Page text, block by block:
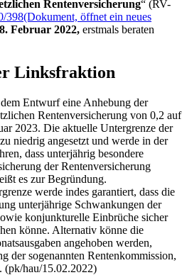
Rentenversicherung“ (RV-
398(Dokument, öffnet ein neues
Februar 2022, erstmals beraten
Linksfraktion
Entwurf eine Anhebung der
Rentenversicherung von 0,2 auf
2023. Die aktuelle Untergrenze der
niedrig angesetzt und werde in der
dass unterjährig besondere
der Rentenversicherung
es zur Begründung.
werde indes garantiert, dass die
unterjährige Schwankungen der
konjunkturelle Einbrüche sicher
könne. Alternativ könne die
angehoben werden,
der sogenannten Rentenkommission,
(pk/hau/15.02.2022)